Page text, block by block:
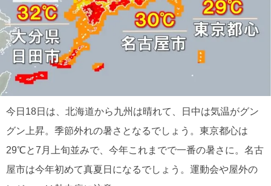
今日18日は、北海道から九州は晴れて、日中は気温がグン
グン上昇。季節外れの暑さとなるでしょう。東京都心は
29℃と7月上旬並みで、今年これまでで一番の暑さに。名古
屋市は今年初めて真夏日になるでしょう。運動会や屋外の